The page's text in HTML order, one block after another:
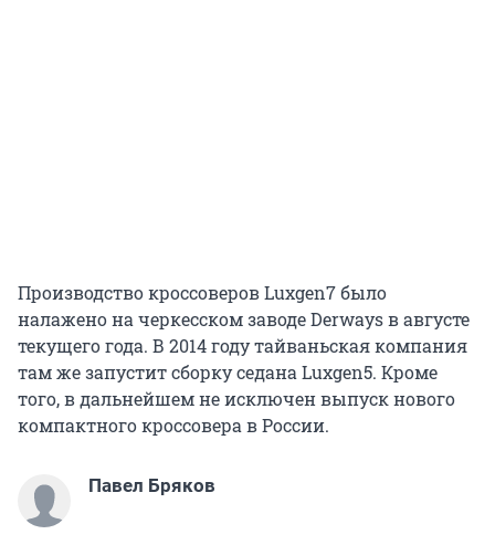
Производство кроссоверов Luxgen7 было
налажено на черкесском заводе Derways в августе
текущего года. В 2014 году тайваньская компания
там же запустит сборку седана Luxgen5. Кроме
того, в дальнейшем не исключен выпуск нового
компактного кроссовера в России.
Павел Бряков